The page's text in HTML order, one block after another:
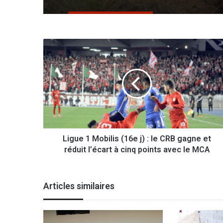
L
i
g
u
e
1
M
b
1
6
e
Ligue 1 Mobilis (16e j) : le CRB gagne et
réduit l’écart à cinq points avec le MCA
Articles similaires